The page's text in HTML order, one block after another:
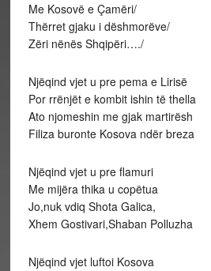
Me Kosovë e Çamëri/
Thërret gjaku i dëshmorëve/
Zëri nënës Shqipëri…./
Njëqind vjet u pre pema e Lirisë
Por rrënjët e kombit ishin të thella
Ato njomeshin me gjak martirësh
Filiza buronte Kosova ndër breza
Njëqind vjet u pre flamuri
Me mijëra thika u copëtua
Jo,nuk vdiq Shota Galica,
Xhem Gostivari,Shaban Polluzha
Njëqind vjet luftoi Kosova